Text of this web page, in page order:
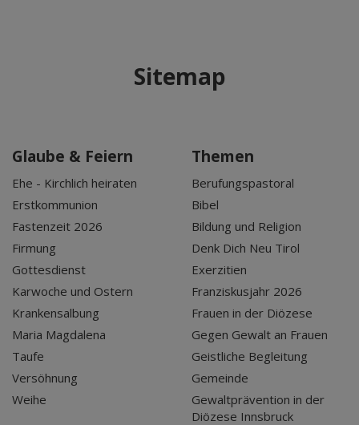
Sitemap
Glaube & Feiern
Ehe - Kirchlich heiraten
Erstkommunion
Fastenzeit 2026
Firmung
Gottesdienst
Karwoche und Ostern
Krankensalbung
Maria Magdalena
Taufe
Versöhnung
Weihe
Themen
Berufungspastoral
Bibel
Bildung und Religion
Denk Dich Neu Tirol
Exerzitien
Franziskusjahr 2026
Frauen in der Diözese
Gegen Gewalt an Frauen
Geistliche Begleitung
Gemeinde
Gewaltprävention in der
Diözese Innsbruck